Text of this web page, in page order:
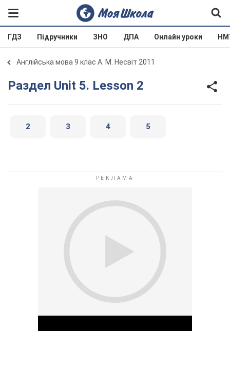
ГДЗ Підручники ЗНО ДПА Онлайн уроки
Англійська мова 9 клас А. М. Несвіт 2011
Раздел Unit 5. Lesson 2
2 3 4 5